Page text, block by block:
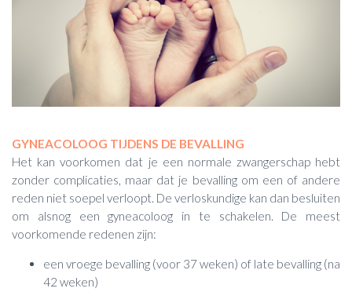
GYNEACOLOOG TIJDENS DE BEVALLING
Het kan voorkomen dat je een normale zwangerschap hebt
zonder complicaties, maar dat je bevalling om een of andere
reden niet soepel verloopt. De verloskundige kan dan besluiten
om alsnog een gyneacoloog in te schakelen. De meest
voorkomende redenen zijn:
een vroege bevalling (voor 37 weken) of late bevalling (na
42 weken)